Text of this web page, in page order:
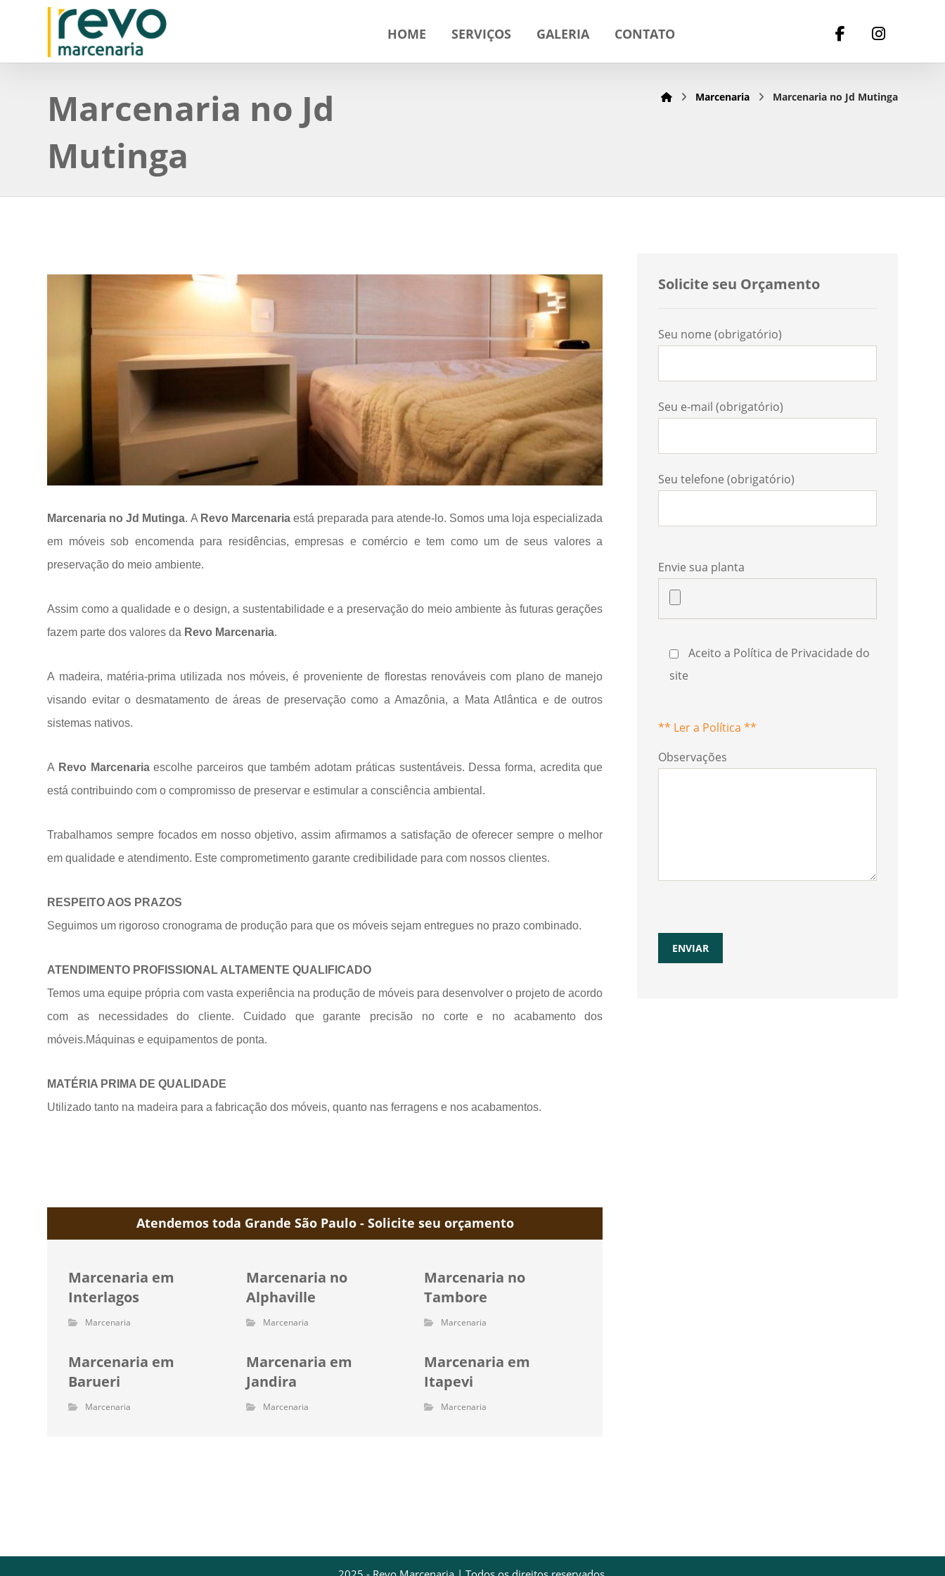
HOME SERVIÇOS GALERIA CONTATO
Marcenaria no Jd
Mutinga
Marcenaria Marcenaria no Jd Mutinga
Marcenaria no Jd Mutinga. A Revo Marcenariaestá preparada para atende-lo. Somos uma loja especializada
em móveis sob encomenda para residências, empresas e comércio e tem como um de seus valores a
preservação do meio ambiente.
Assim como a qualidade e o design, a sustentabilidade e a preservação do meio ambiente às futuras gerações
fazem parte dos valores da Revo Marcenaria.
A madeira, matéria-prima utilizada nos móveis, é proveniente de florestas renováveis com plano de manejo
visando evitar o desmatamento de áreas de preservação como a Amazônia, a Mata Atlântica e de outros
sistemas nativos.
A Revo Marcenariaescolhe parceiros que também adotam práticas sustentáveis. Dessa forma, acredita que
está contribuindo com o compromisso de preservar e estimular a consciência ambiental.
Trabalhamos sempre focados em nosso objetivo, assim afirmamos a satisfação de oferecer sempre o melhor
em qualidade e atendimento. Este comprometimento garante credibilidade para com nossos clientes.
RESPEITO AOS PRAZOS
Seguimos um rigoroso cronograma de produção para que os móveis sejam entregues no prazo combinado.
ATENDIMENTO PROFISSIONAL ALTAMENTE QUALIFICADO
Temos uma equipe própria com vasta experiência na produção de móveis para desenvolver o projeto de acordo
com as necessidades do cliente. Cuidado que garante precisão no corte e no acabamento dos
móveis.Máquinas e equipamentos de ponta.
MATÉRIA PRIMA DE QUALIDADE
Utilizado tanto na madeira para a fabricação dos móveis, quanto nas ferragens e nos acabamentos.
Atendemos toda Grande São Paulo - Solicite seu orçamento
Marcenaria em
Interlagos
Marcenaria
Marcenaria no
Alphaville
Marcenaria
Marcenaria no
Tambore
Marcenaria
Marcenaria em
Barueri
Marcenaria
Marcenaria em
Jandira
Marcenaria
Marcenaria em
Itapevi
Marcenaria
Solicite seu Orçamento
Seu nome (obrigatório)
Seu e-mail (obrigatório)
Seu telefone (obrigatório)
Envie sua planta
Aceito a Política de Privacidade do
site
** Ler a Política **
Observações